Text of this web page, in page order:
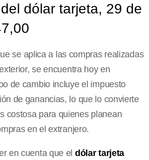
dólar tarjeta, 29 de
se aplica a las compras realizadas
se encuentra hoy en
de cambio incluye el impuesto
de ganancias, lo que lo convierte
costosa para quienes planean
en el extranjero.
en cuenta que el dólar tarjeta